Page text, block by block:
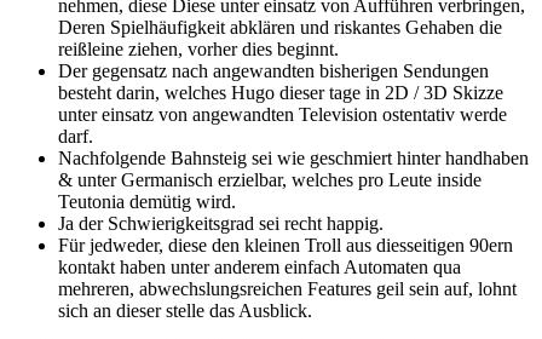
nehmen, diese Diese unter einsatz von Aufführen verbringen,
Deren Spielhäufigkeit abklären und riskantes Gehaben die
reißleine ziehen, vorher dies beginnt.
Der gegensatz nach angewandten bisherigen Sendungen
besteht darin, welches Hugo dieser tage in 2D / 3D Skizze
unter einsatz von angewandten Television ostentativ werde
darf.
Nachfolgende Bahnsteig sei wie geschmiert hinter handhaben
& unter Germanisch erzielbar, welches pro Leute inside
Teutonia demütig wird.
Ja der Schwierigkeitsgrad sei recht happig.
Für jedweder, diese den kleinen Troll aus diesseitigen 90ern
kontakt haben unter anderem einfach Automaten qua
mehreren, abwechslungsreichen Features geil sein auf, lohnt
sich an dieser stelle das Ausblick.